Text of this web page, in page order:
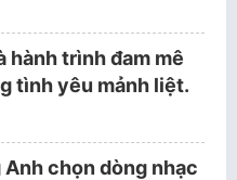
hành trình đam mê
tình yêu mảnh liệt.
Anh chọn dòng nhạc